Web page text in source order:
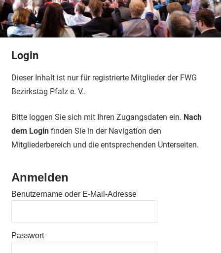
Login
Dieser Inhalt ist nur für registrierte Mitglieder der FWG
Bezirkstag Pfalz e. V..
Bitte loggen Sie sich mit Ihren Zugangsdaten ein. Nach
dem Loginfinden Sie in der Navigation den
Mitgliederbereich und die entsprechenden Unterseiten.
Anmelden
Benutzername oder E-Mail-Adresse
Passwort